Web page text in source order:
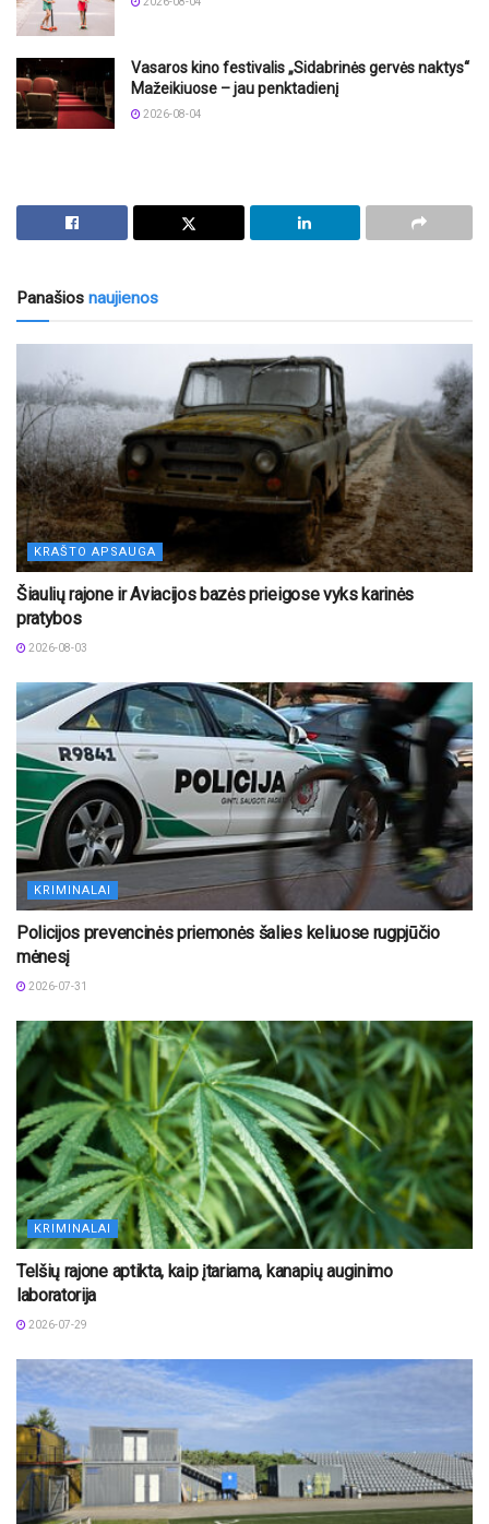
Vasaros kino festivalis „Sidabrinės gervės naktys“
Mažeikiuose – jau penktadienį
2026-08-04
Panašios naujienos
KRAŠTO APSAUGA
Šiaulių rajone ir Aviacijos bazės prieigose vyks karinės
pratybos
2026-08-03
KRIMINALAI
Policijos prevencinės priemonės šalies keliuose rugpjūčio
mėnesį
2026-07-31
KRIMINALAI
Telšių rajone aptikta, kaip įtariama, kanapių auginimo
laboratorija
2026-07-29